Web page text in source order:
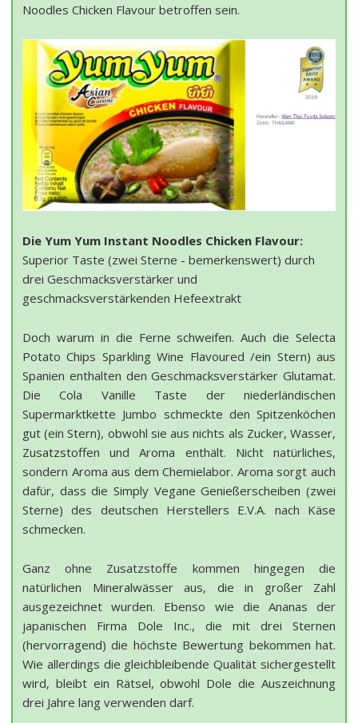
Noodles Chicken Flavour betroffen sein.
Die Yum Yum Instant Noodles Chicken Flavour:
Superior Taste (zwei Sterne - bemerkenswert) durch
drei Geschmacksverstärker und
geschmacksverstärkenden Hefeextrakt
Doch warum in die Ferne schweifen. Auch die Selecta
Potato Chips Sparkling Wine Flavoured /ein Stern) aus
Spanien enthalten den Geschmacksverstärker Glutamat.
Die Cola Vanille Taste der niederländischen
Supermarktkette Jumbo schmeckte den Spitzenköchen
gut (ein Stern), obwohl sie aus nichts als Zucker, Wasser,
Zusatzstoffen und Aroma enthält. Nicht natürliches,
sondern Aroma aus dem Chemielabor. Aroma sorgt auch
dafür, dass die Simply Vegane Genießerscheiben (zwei
Sterne) des deutschen Herstellers E.V.A. nach Käse
schmecken.
Ganz ohne Zusatzstoffe kommen hingegen die
natürlichen Mineralwässer aus, die in großer Zahl
ausgezeichnet wurden. Ebenso wie die Ananas der
japanischen Firma Dole Inc., die mit drei Sternen
(hervorragend) die höchste Bewertung bekommen hat.
Wie allerdings die gleichbleibende Qualität sichergestellt
wird, bleibt ein Rätsel, obwohl Dole die Auszeichnung
drei Jahre lang verwenden darf.